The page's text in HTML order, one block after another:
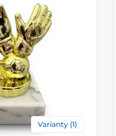
Varianty (1)